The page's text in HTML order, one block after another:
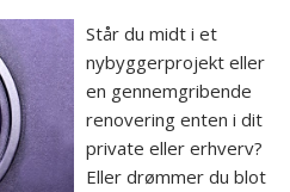
Står du midt i et
nybyggerprojekt eller
en gennemgribende
renovering enten i dit
private eller erhverv?
Eller drømmer du blot